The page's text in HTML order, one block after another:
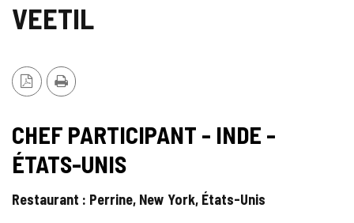
León
VEETIL
VersionImprimer
CHEF PARTICIPANT - INDE -
ÉTATS-UNIS
Restaurant : Perrine, New York, États-Unis